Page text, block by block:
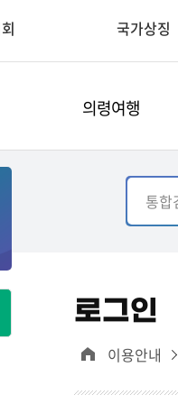
국가상징
의령여행
로그인
이용안내